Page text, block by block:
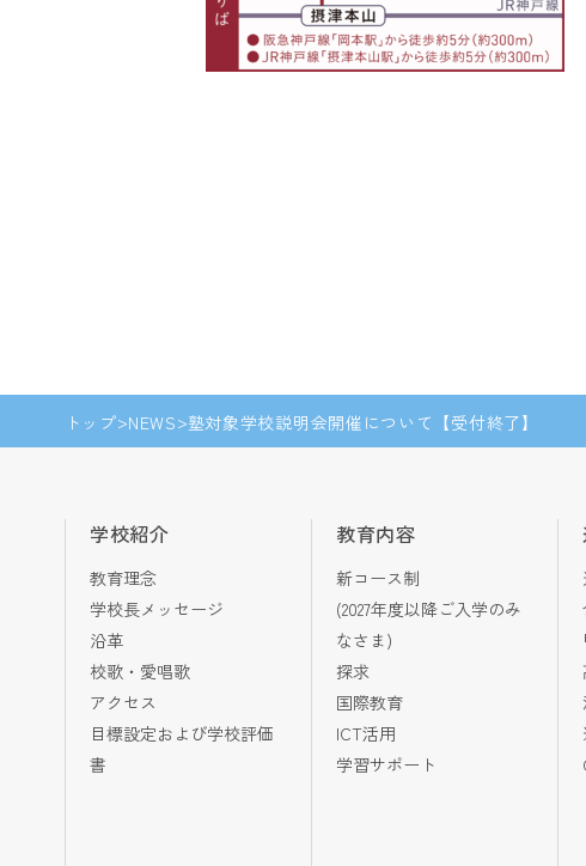
トップ NEWS 塾対象学校説明会開催について【受付終了】
学校紹介
教育理念
学校長メッセージ
沿革
校歌・愛唱歌
アクセス
目標設定および学校評価
書
教育内容
新コース制
(2027年度以降ご入学のみ
なさま)
探求
国際教育
ICT活用
学習サポート